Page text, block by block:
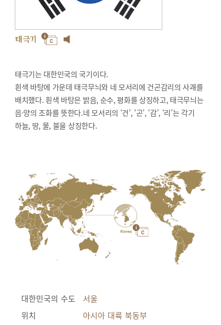
태극기
태극기는 대한민국의 국기이다.
흰색 바탕에 가운데 태극무늬와 네 모서리에 건곤감리의 사괘를
배치했다. 흰색 바탕은 밝음, 순수, 평화를 상징하고, 태극무늬는
음·양의 조화를 뜻한다.네 모서리의 ‘건’, ‘곤’, ‘감’, ‘리’는 각기
하늘, 땅, 물, 불을 상징한다.
대한민국의 수도
서울
위치
아시아 대륙 북동부